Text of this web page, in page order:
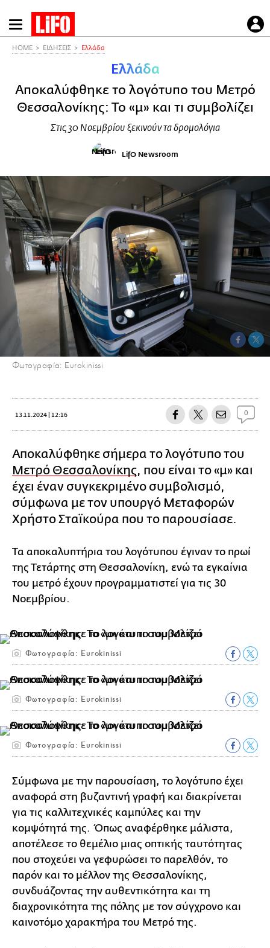
Παράκαμψη
προς
HOME ΕΙΔΗΣΕΙΣ Ελλάδα
Ελλάδα
Αποκαλύφθηκε το λογότυπο του Μετρό
Θεσσαλονίκης: Το «μ» και τι συμβολίζει
Στις 30 Νοεμβρίου ξεκινούν τα δρομολόγια
LifO Newsroom
Φωτογραφία: Eurokinissi
13.11.2024 | 12:16 0
Αποκαλύφθηκε σήμερα το λογότυπο του
Μετρό Θεσσαλονίκης, που είναι το «μ» και
έχει έναν συγκεκριμένο συμβολισμό,
σύμφωνα με τον υπουργό Μεταφορών
Χρήστο Σταϊκούρα που το παρουσίασε.
Τα αποκαλυπτήρια του λογότυπου έγιναν το πρωί
της Τετάρτης στη Θεσσαλονίκη, ενώ τα εγκαίνια
του μετρό έχουν προγραμματιστεί για τις 30
Νοεμβρίου.
Φωτογραφία: Eurokinissi
Φωτογραφία: Eurokinissi
Φωτογραφία: Eurokinissi
Σύμφωνα με την παρουσίαση, το λογότυπο έχει
αναφορά στη βυζαντινή γραφή και διακρίνεται
για τις καλλιτεχνικές καμπύλες και την
κομψότητά της. Όπως αναφέρθηκε μάλιστα,
αποτέλεσε το θεμέλιο μιας οπτικής ταυτότητας
που στοχεύει να γεφυρώσει το παρελθόν, το
παρόν και το μέλλον της Θεσσαλονίκης,
συνδυάζοντας την αυθεντικότητα και τη
διαχρονικότητα της πόλης με τον σύγχρονο και
καινοτόμο χαρακτήρα του Μετρό της.